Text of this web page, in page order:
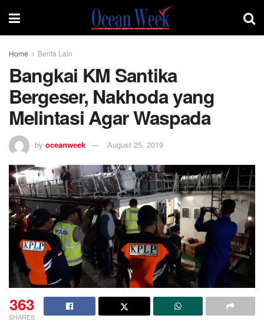
Home Berita Lain
Bangkai KM Santika
Bergeser, Nakhoda yang
Melintasi Agar Waspada
by oceanweek August 25, 2019
363
SHARES